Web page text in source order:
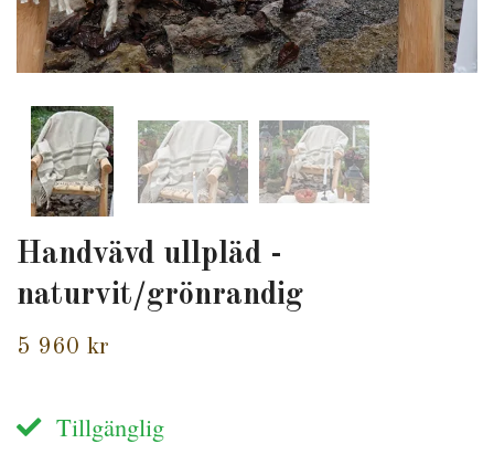
Handvävd ullpläd -
naturvit/grönrandig
5 960 kr
Tillgänglig